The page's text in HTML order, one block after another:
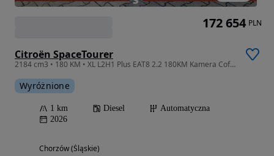
Citroën SpaceTourer
2184 cm3 • 180 KM • XL L2H1 Plus EAT8 2.2 180KM Kamera Cofania !! Radio 10" !!
Wyróżnione
1 km Diesel
Automatyczna
2026
Chorzów (Śląskie)
172 654 PLN